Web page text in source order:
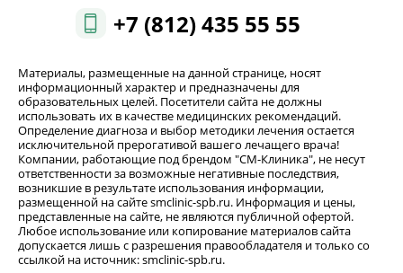
+7 (812) 435 55 55
Материалы, размещенные на данной странице, носят
информационный характер и предназначены для
образовательных целей. Посетители сайта не должны
использовать их в качестве медицинских рекомендаций.
Определение диагноза и выбор методики лечения остается
исключительной прерогативой вашего лечащего врача!
Компании, работающие под брендом "СМ-Клиника", не несут
ответственности за возможные негативные последствия,
возникшие в результате использования информации,
размещенной на сайте smclinic-spb.ru. Информация и цены,
представленные на сайте, не являются публичной офертой.
Любое использование или копирование материалов сайта
допускается лишь с разрешения правообладателя и только со
ссылкой на источник: smclinic-spb.ru.